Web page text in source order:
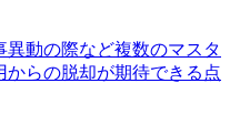
動の際など複数のマスタ
らの脱却が期待できる点